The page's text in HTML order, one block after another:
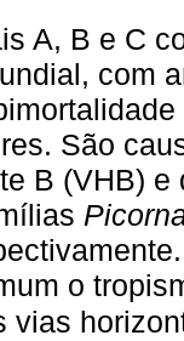
A, B e C
com
São
B (VHB)
o
vias